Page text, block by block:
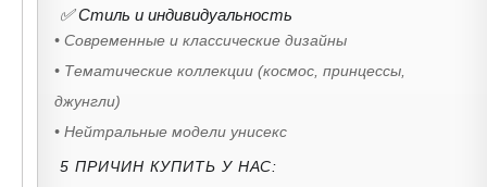
✅ Стиль и индивидуальность
• Современные и классические дизайны
• Тематические коллекции (космос, принцессы,
джунгли)
• Нейтральные модели унисекс
5 ПРИЧИН КУПИТЬ У НАС: